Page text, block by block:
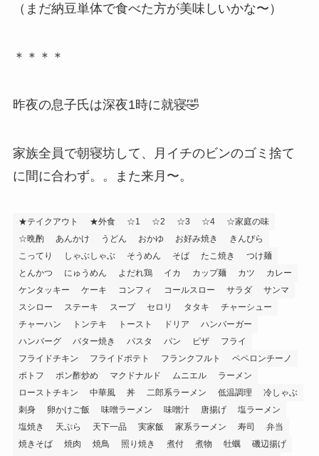
（まだ納豆単体で食べた方が美味しいかな〜）
＊＊＊＊
昨夜の息子氏は深夜1時に就寝🤣
家族全員で朝寝坊して、月イチのビンのゴミ捨て
に間に合わず。。また来月〜。
★テイクアウト ★外食 ☆1 ☆2 ☆3 ☆4
☆家庭の味
☆晩酌
あんかけ うどん おかゆ お好み焼き
きんぴら
こってり
しゃぶしゃぶ そうめん そば たこ焼き
つけ麺
とんかつ
にゅうめん よだれ鶏 イカ カップ麺 カツ
カレー
ケンタッキー
ケーキ コンフィ コールスロー サラダ
サンマ
スシロー
ステーキ スープ セロリ タタキ
チャーシュー
チャーハン
トンテキ トースト ドリア
ハンバーガー
ハンバーグ
バター焼き パスタ パン ピザ
フライ
フライドチキン
フライドポテト フランクフルト
ペペロンチーノ
ポトフ
ポン酢炒め マクドナルド ムニエル
ラーメン
ローストチキン
中華風 丼 二郎系ラーメン 低温調理
冷しゃぶ
刺身
卵かけご飯 味噌ラーメン 味噌汁 唐揚げ
塩ラーメン
塩焼き
天ぷら 天下一品 実家飯 家系ラーメン 寿司
弁当
焼きそば
焼肉 焼鳥 照り焼き 煮付 煮物 牡蠣
磯辺揚げ